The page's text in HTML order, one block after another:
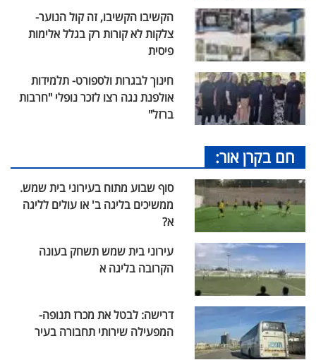
הקשיבו הקשיבו, זה קול הנוער-
צלקות לא קורות רק בגלל אלימות
פיסית
חינוך לבגרות ולספורט- תלמידות
אולפנת נגה רצו לזכר נופלי "חרבות
ברזל"
חם בקרן אור:
סוף שבוע מתוח בעירוני בית שמש.
ממשיכים בליגה ב' או עולים לליגה
א?
עירוני בית שמש תשחק בעונה
הקרובה בליגה א
דרישה: לבטל את מכרז תנופה-
המפעילה שירותי תחבורה בעיר